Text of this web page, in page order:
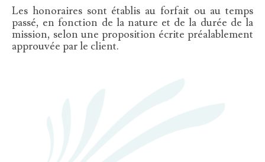
Les honoraires sont établis au forfait ou au temps
passé, en fonction de la nature et de la durée de la
mission, selon une proposition écrite préalablement
approuvée par le client.